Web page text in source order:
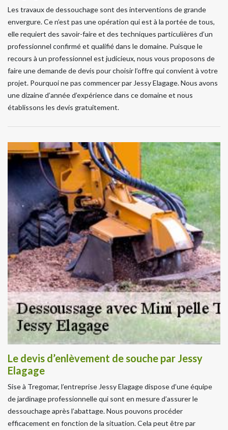
Les travaux de dessouchage sont des interventions de grande
envergure. Ce n’est pas une opération qui est à la portée de tous,
elle requiert des savoir-faire et des techniques particulières d’un
professionnel confirmé et qualifié dans le domaine. Puisque le
recours à un professionnel est judicieux, nous vous proposons de
faire une demande de devis pour choisir l’offre qui convient à votre
projet. Pourquoi ne pas commencer par Jessy Elagage. Nous avons
une dizaine d’année d’expérience dans ce domaine et nous
établissons les devis gratuitement.
Le devis d’enlèvement de souche par Jessy
Elagage
Sise à Tregomar, l’entreprise Jessy Elagage dispose d’une équipe
de jardinage professionnelle qui sont en mesure d’assurer le
dessouchage après l’abattage. Nous pouvons procéder
efficacement en fonction de la situation. Cela peut être par